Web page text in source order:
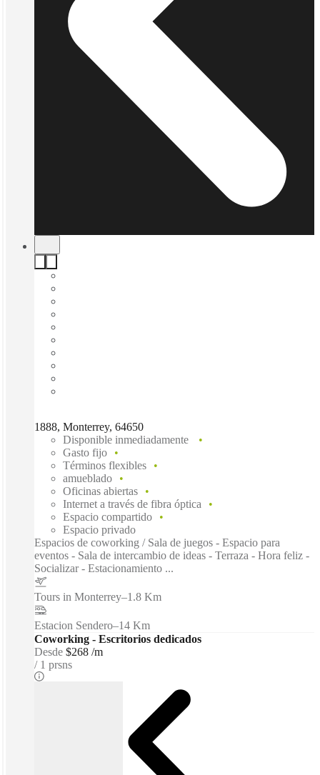
1888, Monterrey, 64650
Disponible inmediadamente
Gasto fijo
Términos flexibles
amueblado
Oficinas abiertas
Internet a través de fibra óptica
Espacio compartido
Espacio privado
Espacios de coworking / Sala de juegos - Espacio para
eventos - Sala de intercambio de ideas - Terraza - Hora feliz -
Socializar - Estacionamiento ...
Tours in Monterrey–1.8 Km
Estacion Sendero–14 Km
Coworking - Escritorios dedicados
Desde $268 /m
1 prsns